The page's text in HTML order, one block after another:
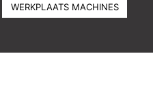
WERKPLAATS MACHINES